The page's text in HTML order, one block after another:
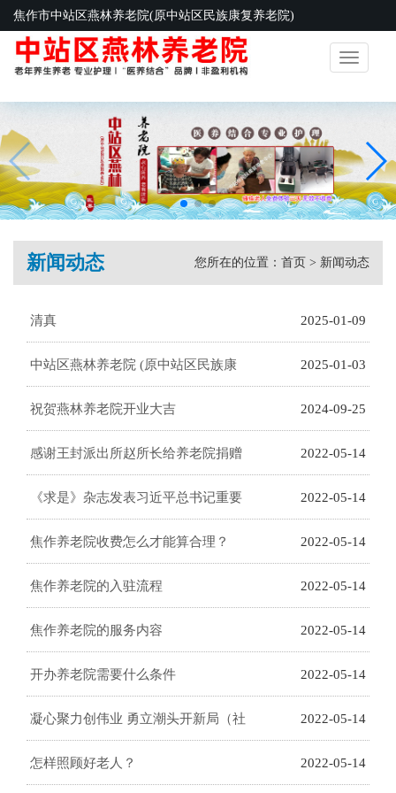
焦作市中站区燕林养老院(原中站区民族康复养老院)
Toggle
新闻动态 您所在的位置： 首页 > 新闻动态
清真 2025-01-09
中站区燕林养老院 (原中站区民族康
复养老院)全新开业啦!
2025-01-03
祝贺燕林养老院开业大吉 2024-09-25
感谢王封派出所赵所长给养老院捐赠
物品
2022-05-14
《求是》杂志发表习近平总书记重要
文章《在庆祝中国共-产党成立100周
年大会上的讲话》
2022-05-14
焦作养老院收费怎么才能算合理？ 2022-05-14
焦作养老院的入驻流程 2022-05-14
焦作养老院的服务内容 2022-05-14
开办养老院需要什么条件 2022-05-14
凝心聚力创伟业 勇立潮头开新局（社
论）
2022-05-14
怎样照顾好老人？ 2022-05-14